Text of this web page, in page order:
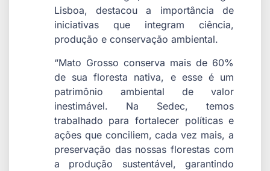
Lisboa, destacou a importância de
iniciativas que integram ciência,
produção e conservação ambiental.
“Mato Grosso conserva mais de 60%
de sua floresta nativa, e esse é um
patrimônio ambiental de valor
inestimável. Na Sedec, temos
trabalhado para fortalecer políticas e
ações que conciliem, cada vez mais, a
preservação das nossas florestas com
a produção sustentável, garantindo